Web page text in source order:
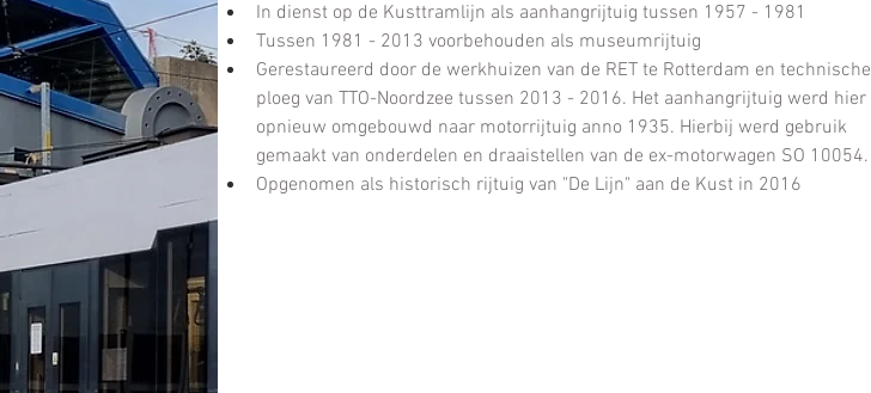
In dienst op de Kusttramlijn als aanhangrijtuig tussen 1957 - 1981
Tussen 1981 - 2013 voorbehouden als museumrijtuig
Gerestaureerd door de werkhuizen van de RET te Rotterdam en technische
ploeg van TTO-Noordzee tussen 2013 - 2016. Het aanhangrijtuig werd hier
opnieuw omgebouwd naar motorrijtuig anno 1935. Hierbij werd gebruik
gemaakt van onderdelen en draaistellen van de ex-motorwagen SO 10054.
Opgenomen als historisch rijtuig van "De Lijn" aan de Kust in 2016